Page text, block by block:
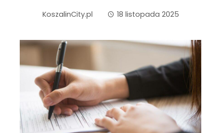
KoszalinCity.pl 18 listopada 2025